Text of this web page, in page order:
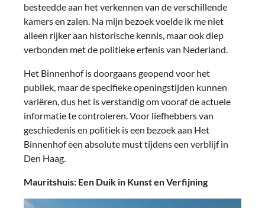
besteedde aan het verkennen van de verschillende
kamers en zalen. Na mijn bezoek voelde ik me niet
alleen rijker aan historische kennis, maar ook diep
verbonden met de politieke erfenis van Nederland.
Het Binnenhof is doorgaans geopend voor het
publiek, maar de specifieke openingstijden kunnen
variëren, dus het is verstandig om vooraf de actuele
informatie te controleren. Voor liefhebbers van
geschiedenis en politiek is een bezoek aan Het
Binnenhof een absolute must tijdens een verblijf in
Den Haag.
Mauritshuis: Een Duik in Kunst en Verfijning